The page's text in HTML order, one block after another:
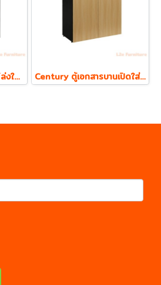
Century ตู้เอกสารแบบโล่งใส่แฟ้ม ตั้ง 2 ชั้น รุ่น LCL800 ความหนา Top 19 mm. Century ตู้เอกสารบานเปิดใส่แฟ้ม ตั้ง 2 ชั้น รุ่น LCL810 ความหนา Top 19 mm.